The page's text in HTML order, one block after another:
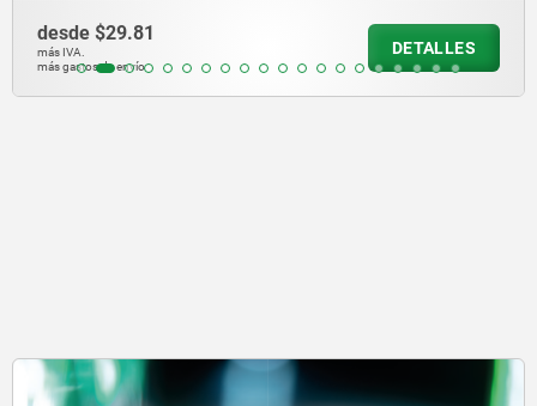
desde$39.13
más IVA.
más gastos de envío
DETALLES